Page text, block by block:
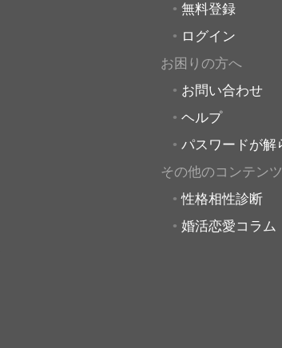
無料登録
ログイン
お困りの方へ
お問い合わせ
ヘルプ
パスワードが解
その他のコンテンツ
性格相性診断
婚活恋愛コラム